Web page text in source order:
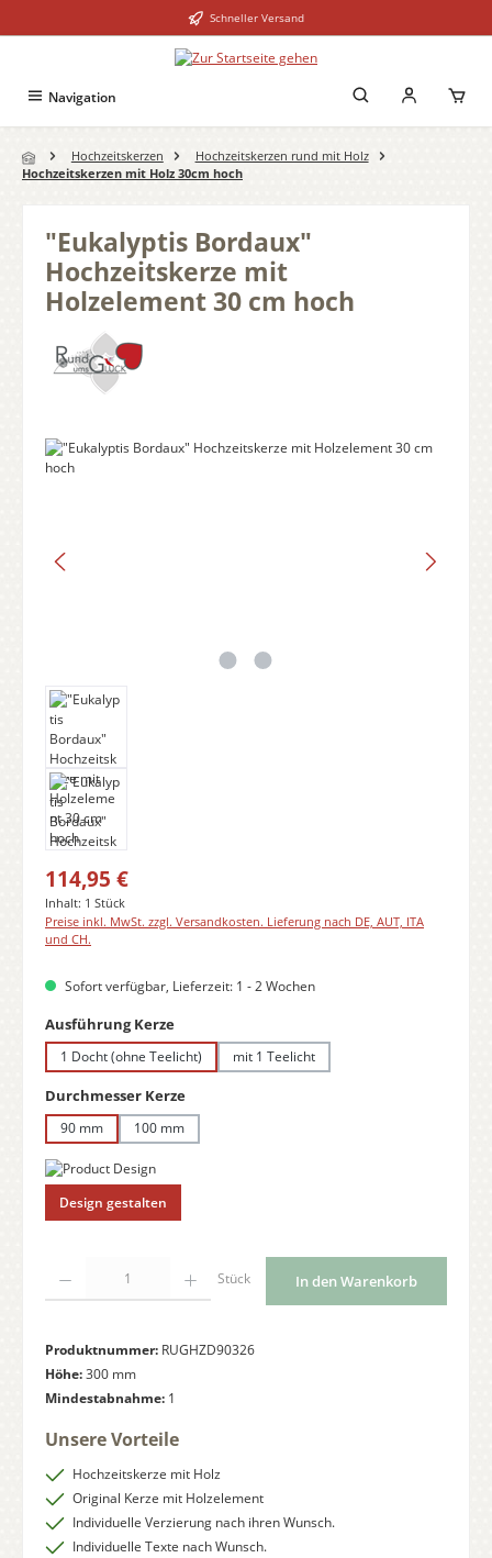
Schneller Versand
Navigation
Hochzeitskerzen
Hochzeitskerzen rund mit Holz
Hochzeitskerzen mit Holz 30cm hoch
"Eukalyptis Bordaux"
Hochzeitskerze mit
Holzelement 30 cm hoch
Bildergalerie überspringen
Regulärer Preis:
114,95 €
Inhalt: 1 Stück
Preise inkl. MwSt. zzgl. Versandkosten. Lieferung nach DE, AUT, ITA
und CH.
Sofort verfügbar, Lieferzeit: 1 - 2 Wochen
Ausführung Kerzeauswählen
1 Docht (ohne Teelicht) mit 1 Teelicht
Durchmesser Kerzeauswählen
90 mm 100 mm
Design gestalten
Stück In den Warenkorb
Produktnummer: RUGHZD90326
Höhe:300 mm
Mindestabnahme: 1
Unsere Vorteile
Hochzeitskerze mit Holz
Original Kerze mit Holzelement
Individuelle Verzierung nach ihren Wunsch.
Individuelle Texte nach Wunsch.